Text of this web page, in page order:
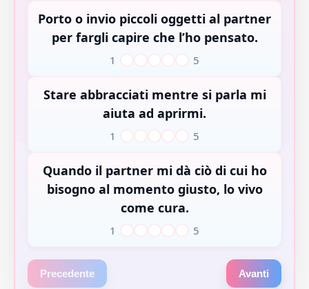
Porto o invio piccoli oggetti al partner
per fargli capire che l’ho pensato.
1 5
Stare abbracciati mentre si parla mi
aiuta ad aprirmi.
1 5
Quando il partner mi dà ciò di cui ho
bisogno al momento giusto, lo vivo
come cura.
1 5
Precedente Avanti